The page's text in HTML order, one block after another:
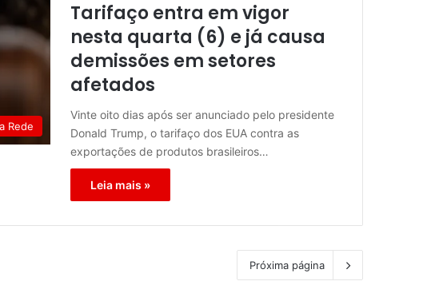
Rede
Tarifaço entra em vigor
nesta quarta (6) e já causa
demissões em setores
afetados
Vinte oito dias após ser anunciado pelo presidente
Donald Trump, o tarifaço dos EUA contra as
exportações de produtos brasileiros…
Leia mais »
Próxima página